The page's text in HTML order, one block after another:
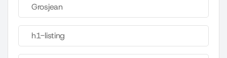
Grosjean
h1-listing